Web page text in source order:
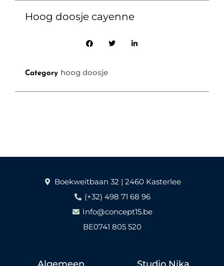
Hoog doosje cayenne
Category hoog doosje
Boekweitbaan 32 | 2460 Kasterlee
(+32) 498 71 68 96
Info@concept15.be
BE0741 805 520